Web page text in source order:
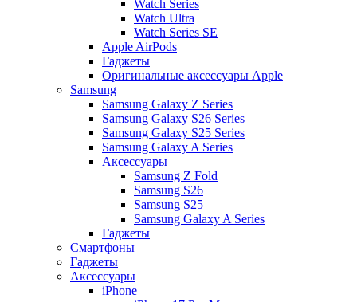
Watch Series
Watch Ultra
Watch Series SE
Apple AirPods
Гаджеты
Оригинальные аксессуары Apple
Samsung
Samsung Galaxy Z Series
Samsung Galaxy S26 Series
Samsung Galaxy S25 Series
Samsung Galaxy A Series
Аксессуары
Samsung Z Fold
Samsung S26
Samsung S25
Samsung Galaxy A Series
Гаджеты
Смартфоны
Гаджеты
Аксессуары
iPhone